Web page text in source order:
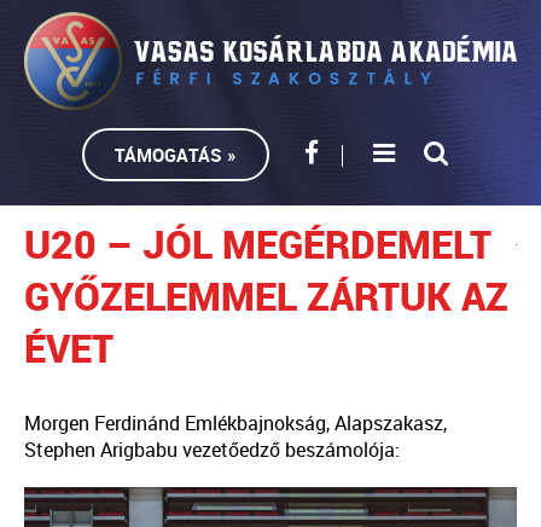
TÁMOGATÁS »
U20 – JÓL MEGÉRDEMELT
GYŐZELEMMEL ZÁRTUK AZ
ÉVET
Morgen Ferdinánd Emlékbajnokság, Alapszakasz,
Stephen Arigbabu vezetőedző beszámolója: